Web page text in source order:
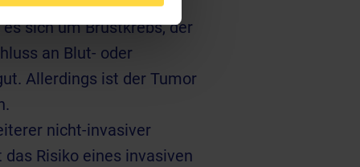
sich um Brustkrebs, der
an Blut- oder
Allerdings ist der Tumor
nicht-invasiver
Risiko eines invasiven